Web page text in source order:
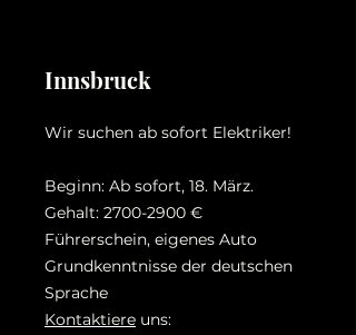
Innsbruck
Wir suchen ab sofort Elektriker!
Beginn: Ab sofort, 18. März.
Gehalt: 2700-2900 €
Führerschein, eigenes Auto
Grundkenntnisse der deutschen
Sprache
Kontaktiere uns: